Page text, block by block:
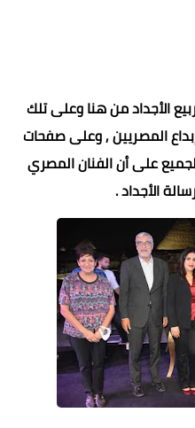
الأجداد من هنا وعلى تلك
المصريين , وعلى صفحات
على أن الفنان المصري
الأجداد .